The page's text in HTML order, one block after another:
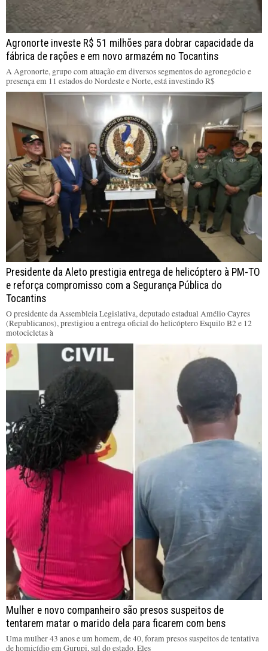
Agronorte investe R$ 51 milhões para dobrar capacidade da
fábrica de rações e em novo armazém no Tocantins
A Agronorte, grupo com atuação em diversos segmentos do agronegócio e
presença em 11 estados do Nordeste e Norte, está investindo R$
Presidente da Aleto prestigia entrega de helicóptero à PM-TO
e reforça compromisso com a Segurança Pública do
Tocantins
O presidente da Assembleia Legislativa, deputado estadual Amélio Cayres
(Republicanos), prestigiou a entrega oficial do helicóptero Esquilo B2 e 12
motocicletas à
Mulher e novo companheiro são presos suspeitos de
tentarem matar o marido dela para ficarem com bens
Uma mulher 43 anos e um homem, de 40, foram presos suspeitos de tentativa
de homicídio em Gurupi, sul do estado. Eles